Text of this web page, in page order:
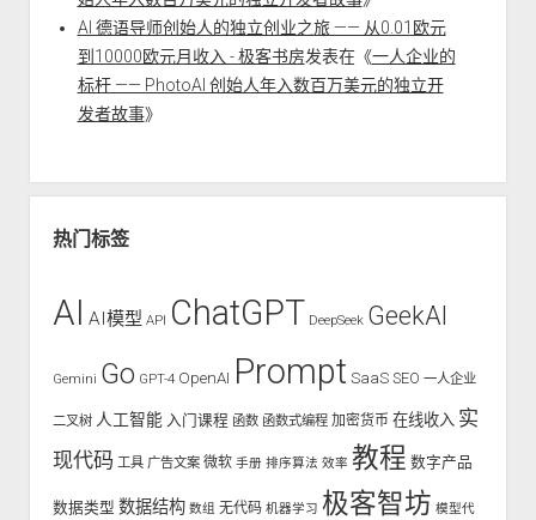
AI 德语导师创始人的独立创业之旅 —— 从0.01欧元
到10000欧元月收入 - 极客书房发表在《一人企业的
标杆 —— PhotoAI 创始人年入数百万美元的独立开
发者故事》
热门标签
AI AI模型 API ChatGPT DeepSeek GeekAI
Gemini Go GPT-4 OpenAI Prompt SaaS SEO 一人企业
二叉树 人工智能 入门课程 函数 函数式编程 加密货币 在线收入 实
现代码 工具 广告文案 微软 手册 排序算法 效率 教程 数字产品
数据类型 数据结构 数组 无代码 机器学习 极客智坊 模型代